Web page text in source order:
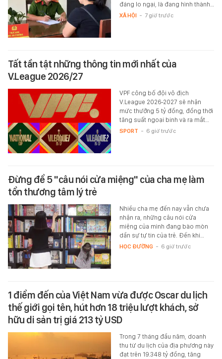
đáng lo ngại, là đang hình thành…
XÃ HỘI - 7 giờ trước
Tất tần tật những thông tin mới nhất của
V.League 2026/27
VPF công bố đội vô địch
V.League 2026-2027 sẽ nhận
mức thưởng 5 tỷ đồng, đồng thời
tăng suất ngoại binh và ra mắt…
SPORT - 6 giờ trước
Đừng để 5 "câu nói cửa miệng" của cha mẹ làm
tổn thương tâm lý trẻ
Nhiều cha mẹ đến nay vẫn chưa
nhận ra, những câu nói cửa
miệng của mình đang bào mòn
dần sự tự tin của trẻ. Đến khi…
HỌC ĐƯỜNG - 6 giờ trước
1 điểm đến của Việt Nam vừa được Oscar du lịch
thế giới gọi tên, hút hơn 18 triệu lượt khách, sở
hữu di sản trị giá 213 tỷ USD
Trong 7 tháng đầu năm, doanh
thu từ du lịch của địa phương này
đạt trên 19.348 tỷ đồng, tăng